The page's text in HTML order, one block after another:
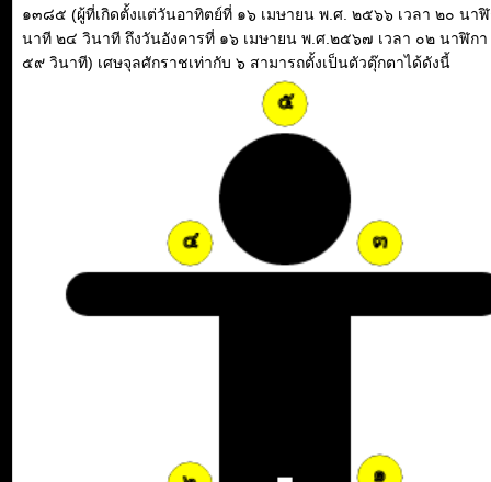
๑๓๘๕ (ผู้ที่เกิดตั้งแต่วันอาทิตย์ที่ ๑๖ เมษายน พ.ศ. ๒๕๖๖ เวลา ๒๐ นา
นาที ๒๔ วินาที ถึงวันอังคารที่ ๑๖ เมษายน พ.ศ.๒๕๖๗ เวลา ๐๒ นาฬิก
๕๙ วินาที) เศษจุลศักราชเท่ากับ ๖ สามารถตั้งเป็นตัวตุ๊กตาได้ดังนี้